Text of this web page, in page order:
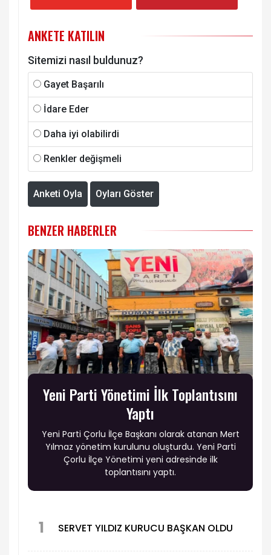
ANKETE KATILIN
Sitemizi nasıl buldunuz?
Gayet Başarılı
İdare Eder
Daha iyi olabilirdi
Renkler değişmeli
Anketi Oyla Oyları Göster
BENZER HABERLER
Yeni Parti Yönetimi İlk Toplantısını
Yaptı
Yeni Parti Çorlu İlçe Başkanı olarak atanan Mert
Yılmaz yönetim kurulunu oluşturdu. Yeni Parti
Çorlu İlçe Yönetimi yeni adresinde ilk
toplantısını yaptı.
1 SERVET YILDIZ KURUCU BAŞKAN OLDU